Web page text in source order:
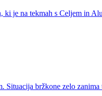
ki je na tekmah s Celjem in
Situacija bržkone zelo